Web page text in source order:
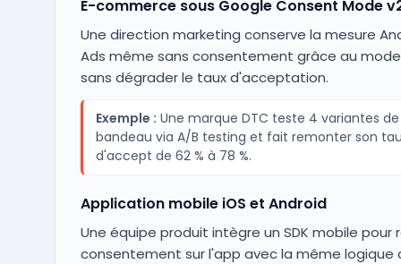
E-commerce sous Google Consent Mode
Une direction marketing conserve la mesure
Ads même sans consentement grâce au
sans dégrader le taux d'acceptation.
Exemple : Une marque DTC teste 4 variantes de
bandeau via A/B testing et fait remonter son
d'accept de 62 % à 78 %.
Application mobile iOS et Android
Une équipe produit intègre un SDK mobile pour
consentement sur l'app avec la même logique